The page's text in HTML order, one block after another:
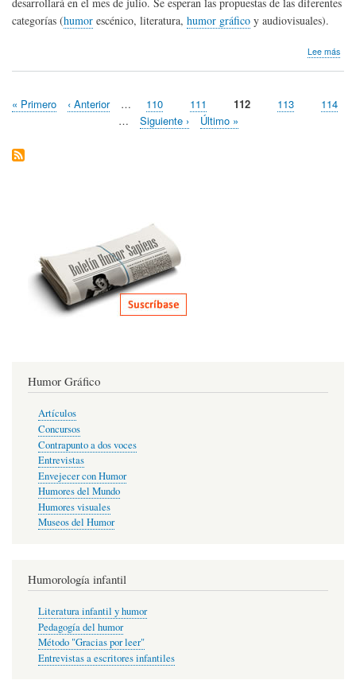
desarrollará en el mes de julio. Se esperan las propuestas de las diferentes
categorías (humor escénico, literatura, humor gráfico y audiovisuales).
Lee más
Paginación
Primera
« Primero
Página
‹ Anterior … Page
110 Page
111
Página
actual
112 Page
113 Page
114
…
Siguiente
Siguiente ›
Última
Último »
Humor Gráfico
Artículos
Concursos
Contrapunto a dos voces
Entrevistas
Envejecer con Humor
Humores del Mundo
Humores visuales
Museos del Humor
Humorología infantil
Literatura infantil y humor
Pedagogía del humor
Método "Gracias por leer"
Entrevistas a escritores infantiles